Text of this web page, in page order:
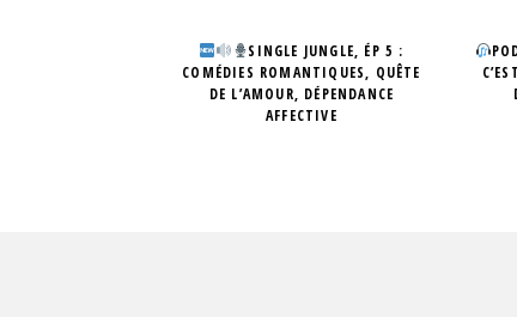
SINGLE JUNGLE, ÉP 5 :
COMÉDIES ROMANTIQUES, QUÊTE
DE L’AMOUR, DÉPENDANCE
AFFECTIVE